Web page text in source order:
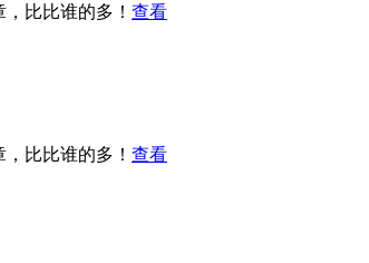
比比谁的多！ 查看
比比谁的多！ 查看